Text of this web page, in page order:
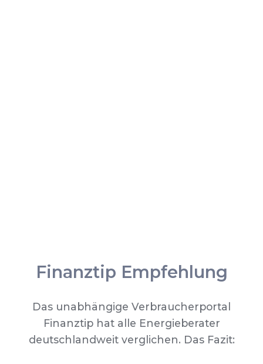
Finanztip Empfehlung
Das unabhängige Verbraucherportal
Finanztip hat alle Energieberater
deutschlandweit verglichen. Das Fazit: